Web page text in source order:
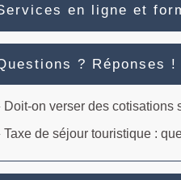
en ligne et
? Réponses !
Doit-on verser des
Taxe de séjour touristique :